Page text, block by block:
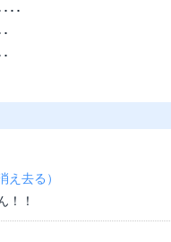
･･
え去る）
！！